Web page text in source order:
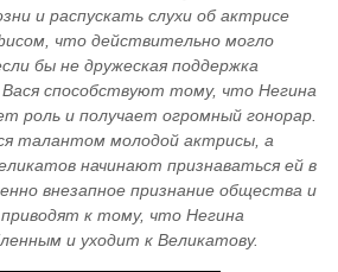
и распускать слухи об актрисе
что действительно могло
бы не дружеская поддержка
способствуют тому, что Негина
роль и получает огромный гонорар.
талантом молодой актрисы, а
начинают признаваться ей в
внезапное признание общества и
к тому, что Негина
и уходит к Великатову.